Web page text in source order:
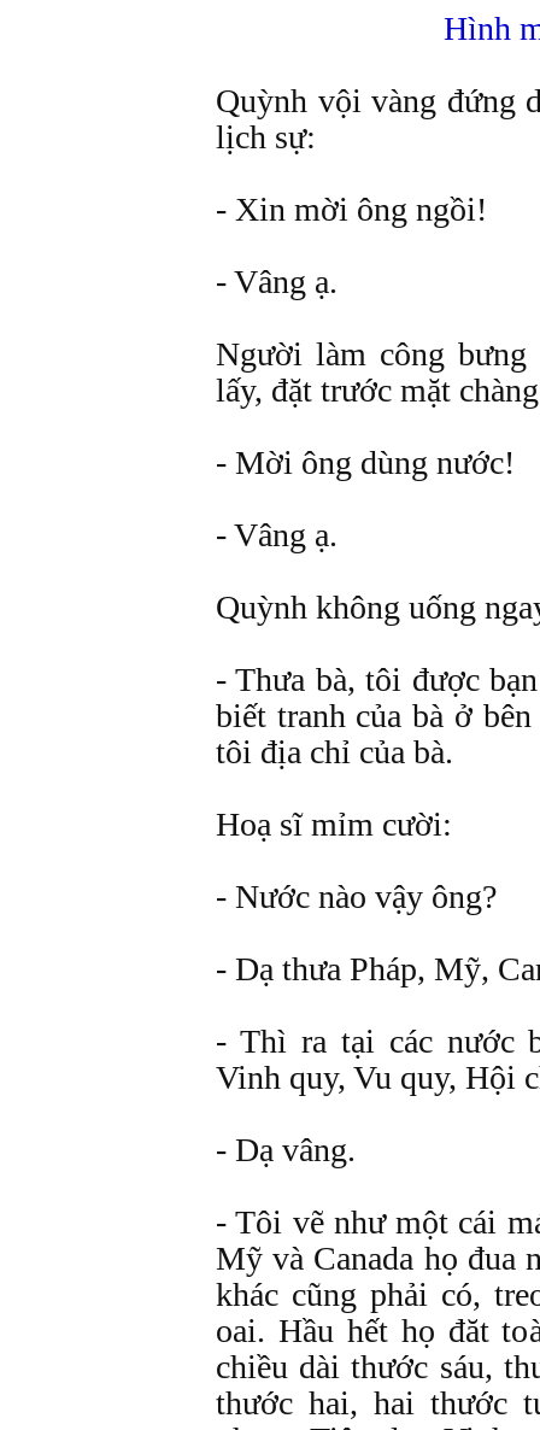
Hình
Quỳnh vội vàng đứng
lịch sự:
- Xin mời ông ngồi!
- Vâng ạ.
Người làm công
lấy, đặt trước mặt
- Mời ông dùng nước!
- Vâng ạ.
Quỳnh không uống
- Thưa bà, tôi được
biết tranh của bà ở
tôi địa chỉ của bà.
Hoạ sĩ mỉm cười:
- Nước nào vậy ông?
- Dạ thưa Pháp, Mỹ,
- Thì ra tại các nước
Vinh quy, Vu quy, Hội
- Dạ vâng.
- Tôi vẽ như một cái
Mỹ và Canada họ đua
khác cũng phải có,
oai. Hầu hết họ đăt
chiều dài thước sáu,
thước hai, hai thước